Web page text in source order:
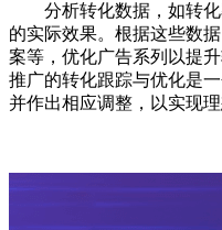
分析转化数据，如转化
的实际效果。根据这些数
案等，优化广告系列以提
推广的转化跟踪与优化是
并作出相应调整，以实现理